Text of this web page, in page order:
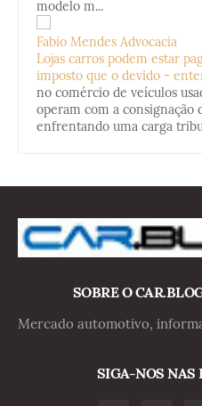
modelo m...
Fabio Mendes Advocacia
Lojas carros podem estar
imposto que o devido -
no comércio de veículos
operam com a consignação
enfrentando uma carga
SOBRE O
Mercado automotivo,
SIGA-NOS NAS